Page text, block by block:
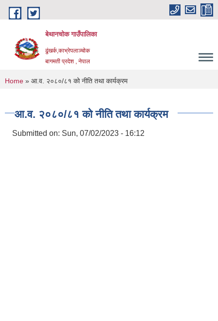
Skip to main content
बेथानचोक गाउँपालिका
ढुंखर्क,काभ्रेपलाञ्चाेक
बागमती प्रदेश , नेपाल
You are here
Home » आ.व. २०८०/८१ को नीति तथा कार्यक्रम
आ.व. २०८०/८१ को नीति तथा कार्यक्रम
Submitted on: Sun, 07/02/2023 - 16:12